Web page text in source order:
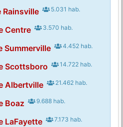
Rainsville 5.031 hab.
Centre 3.570 hab.
Summerville 4.452 hab.
Scottsboro 14.722 hab.
Albertville 21.462 hab.
Boaz 9.688 hab.
LaFayette 7.173 hab.